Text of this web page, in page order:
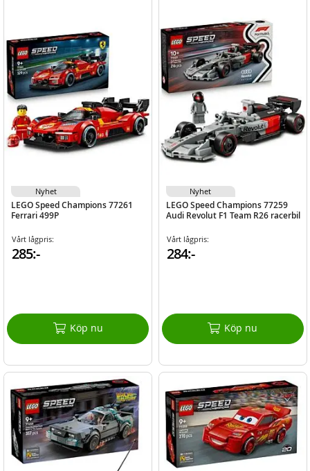
LEGO Speed Champions 77261
Ferrari 499P
Vårt lågpris:
285:-
Köp nu
Nyhet
LEGO Speed Champions 77259
Audi Revolut F1 Team R26 racerbil
Vårt lågpris:
284:-
Köp nu
Nyhet